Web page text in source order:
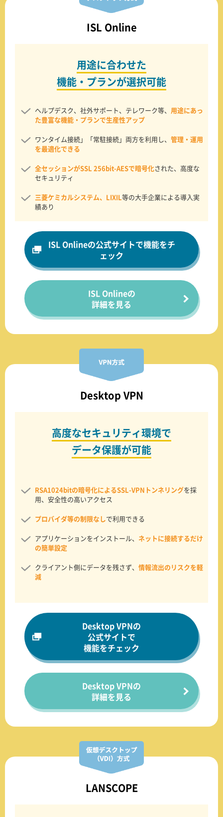
ISL Online
用途に合わせた
機能・プランが選択可能
ヘルプデスク、社外サポート、テレワーク等、 用途にあっ
た豊富な機能・プランで生産性アップ
ワンタイム接続」「常駐接続」両方を利用し、 管理・運用
を最適化できる
全セッションがSSL 256bit-AESで暗号化された、高度な
セキュリティ
三菱ケミカルシステム、LIXIL等の大手企業による導入実
績あり
ISL Onlineの公式サイトで機能をチ
ェック
ISL Onlineの
詳細を見る
Desktop VPN
高度なセキュリティ環境で
データ保護が可能
RSA1024bitの暗号化によるSSL-VPNトンネリングを採
用、安全性の高いアクセス
プロバイダ等の制限なしで利用できる
アプリケーションをインストール、 ネットに接続するだけ
の簡単設定
クライアント側にデータを残さず、 情報流出のリスクを軽
減
Desktop VPNの
公式サイトで
機能をチェック
Desktop VPNの
詳細を見る
LANSCOPE